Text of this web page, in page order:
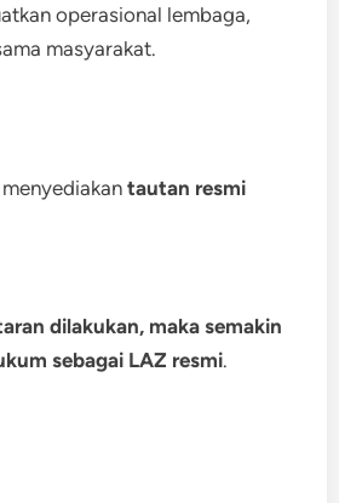
operasional lembaga,
masyarakat.
tautan resmi
dilakukan, maka semakin
sebagai LAZ resmi.